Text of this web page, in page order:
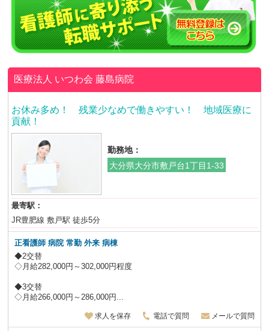
医療法人 いつわ会藤島病院
お休み多め！ 残業少なめで働きやすい！ 地域医療に
貢献！
勤務地：
大分県大分市敷戸台1丁目1-33
最寄駅：
JR豊肥線 敷戸駅 徒歩5分
正看護師 病院 常勤 外来 病棟
◆2交替
◇月給282,000円～302,000円程度
◆3交替
◇月給266,000円～286,000円...
求人を保存 電話で質問 メールで質問